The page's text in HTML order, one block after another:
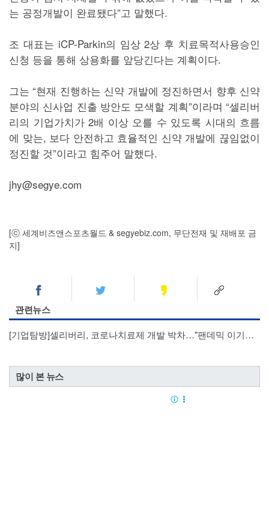
는 공정개발이 완료됐다”고 말했다.
조 대표는 iCP-Parkin의 임상 2상 후 치료목적사용승인
신청 등을 통해 상용화를 앞당긴다는 계획이다.
그는 “현재 진행하는 신약 개발에 정진하면서 향후 신약
분야의 신사업 진출 방안도 모색할 계획”이라며 “셀리버
리의 기업가치가 2배 이상 오를 수 있도록 시대의 흐름
에 맞는, 보다 안전하고 효율적인 신약 개발에 끊임없이
정진할 것”이라고 힘주어 말했다.
jhy@segye.com
[ⓒ 세계비즈앤스포츠월드 & segyebiz.com, 무단전재 및 재배포 금
지]
관련뉴스
[기업탐방]셀리버리, 코로나치료제 개발 박차…"팬데믹 이기는 기업될 것"
많이 본 뉴스